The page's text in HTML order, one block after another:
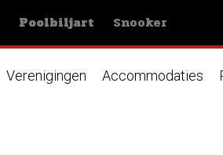
Poolbiljart Snooker
Verenigingen Accommodaties